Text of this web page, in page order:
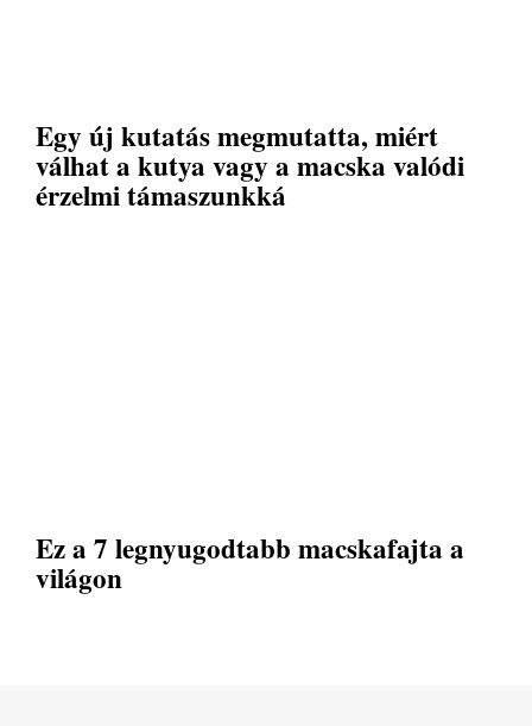
Egy új kutatás megmutatta, miért
válhat a kutya vagy a macska valódi
érzelmi támaszunkká
Ez a 7 legnyugodtabb macskafajta a
világon